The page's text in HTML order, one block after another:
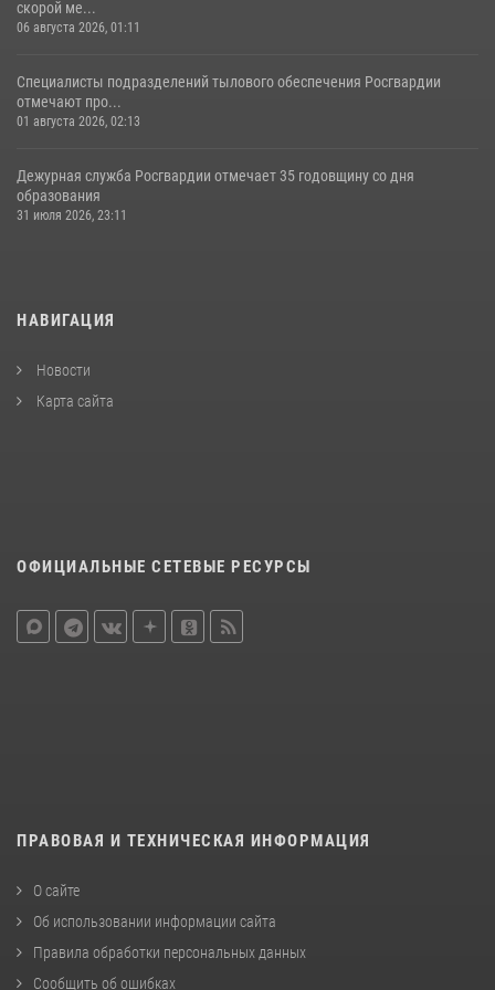
скорой ме...
06 августа 2026, 01:11
Специалисты подразделений тылового обеспечения Росгвардии
отмечают про...
01 августа 2026, 02:13
Дежурная служба Росгвардии отмечает 35 годовщину со дня
образования
31 июля 2026, 23:11
НАВИГАЦИЯ
Новости
Карта сайта
ОФИЦИАЛЬНЫЕ СЕТЕВЫЕ РЕСУРСЫ
ПРАВОВАЯ И ТЕХНИЧЕСКАЯ ИНФОРМАЦИЯ
О сайте
Об использовании информации сайта
Правила обработки персональных данных
Сообщить об ошибках